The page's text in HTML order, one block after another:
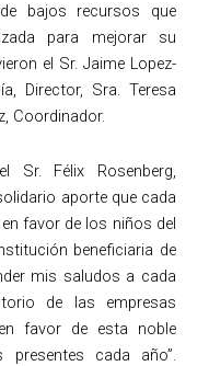
bajos recursos que
para mejorar su
el Sr. Jaime Lopez-
Director, Sra. Teresa
Coordinador.
Félix Rosenberg,
aporte que cada
favor de los niños del
beneficiaria de
mis saludos a cada
de las empresas
favor de esta noble
cada año”.